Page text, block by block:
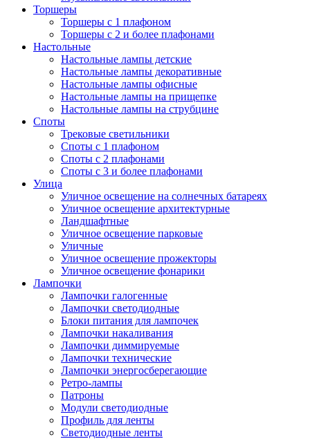
Торшеры
Торшеры с 1 плафоном
Торшеры с 2 и более плафонами
Настольные
Настольные лампы детские
Настольные лампы декоративные
Настольные лампы офисные
Настольные лампы на прищепке
Настольные лампы на струбцине
Споты
Трековые светильники
Споты с 1 плафоном
Споты с 2 плафонами
Споты с 3 и более плафонами
Улица
Уличное освещение на солнечных батареях
Уличное освещение архитектурные
Ландшафтные
Уличное освещение парковые
Уличные
Уличное освещение прожекторы
Уличное освещение фонарики
Лампочки
Лампочки галогенные
Лампочки светодиодные
Блоки питания для лампочек
Лампочки накаливания
Лампочки диммируемые
Лампочки технические
Лампочки энергосберегающие
Ретро-лампы
Патроны
Модули светодиодные
Профиль для ленты
Светодиодные ленты